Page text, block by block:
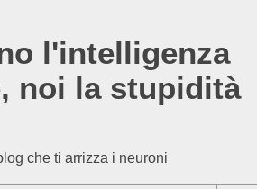
l'intelligenza
noi la stupidità
Il blog che ti arrizza i neuroni